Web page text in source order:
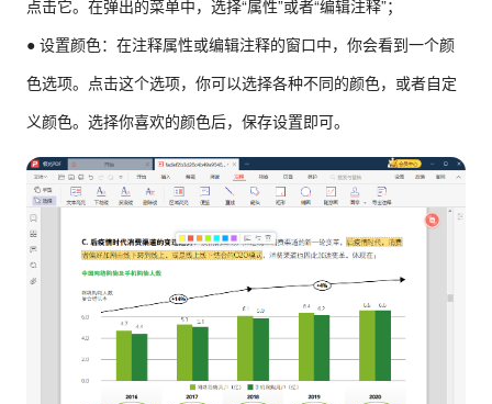
点击它。在弹出的菜单中，选择“属性”或者“编辑注释”；
● 设置颜色：在注释属性或编辑注释的窗口中，你会看到一个颜
色选项。点击这个选项，你可以选择各种不同的颜色，或者自定
义颜色。选择你喜欢的颜色后，保存设置即可。